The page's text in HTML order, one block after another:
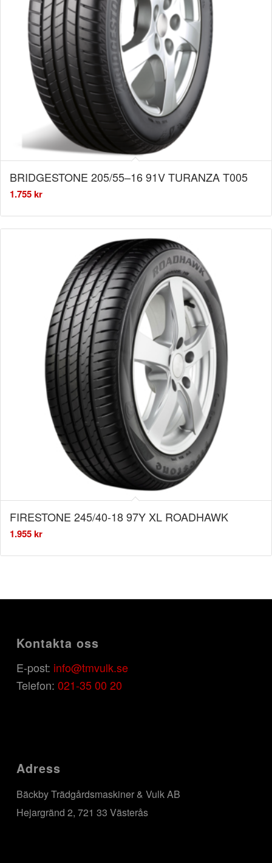
BRIDGESTONE 205/55–16 91V TURANZA T005
1.755kr
FIRESTONE 245/40-18 97Y XL ROADHAWK
1.955kr
Kontakta oss
E-post: info@tmvulk.se
Telefon: 021-35 00 20
Adress
Bäckby Trädgårdsmaskiner & Vulk AB
Hejargränd 2, 721 33 Västerås